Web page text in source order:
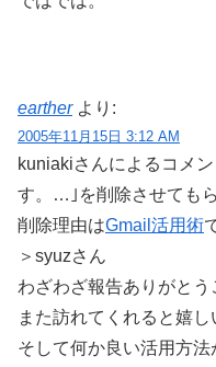
earther より:
2005年11月15日 3:12 AM
kuniakiさんによるコメ
す。…｣を削除させても
削除理由はGmail活用術
＞syuzさん
わざわざ報告ありがとう
また訪れてくれると嬉し
そして何か良い活用方法